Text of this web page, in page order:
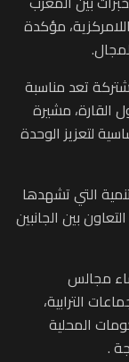
مؤكدة
تعد مناسبة
القارة، مشيرة
لتعزيز الوحدة
التي تشهدها
بين الجانبين
مجالس
الترابية،
المحلية
.